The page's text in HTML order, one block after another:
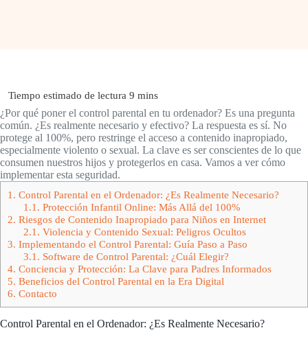
¿Por qué poner el control parental en tu ordenador? Es una pregunta
común. ¿Es realmente necesario y efectivo? La respuesta es sí. No
protege al 100%, pero restringe el acceso a contenido inapropiado,
especialmente violento o sexual. La clave es ser conscientes de lo que
consumen nuestros hijos y protegerlos en casa. Vamos a ver cómo
implementar esta seguridad.
1. Control Parental en el Ordenador: ¿Es Realmente Necesario?
1.1. Protección Infantil Online: Más Allá del 100%
2. Riesgos de Contenido Inapropiado para Niños en Internet
2.1. Violencia y Contenido Sexual: Peligros Ocultos
3. Implementando el Control Parental: Guía Paso a Paso
3.1. Software de Control Parental: ¿Cuál Elegir?
4. Conciencia y Protección: La Clave para Padres Informados
5. Beneficios del Control Parental en la Era Digital
6. Contacto
Control Parental en el Ordenador: ¿Es Realmente Necesario?